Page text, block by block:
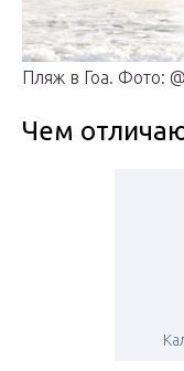
Пляж в Гоа. Фото:
Чем